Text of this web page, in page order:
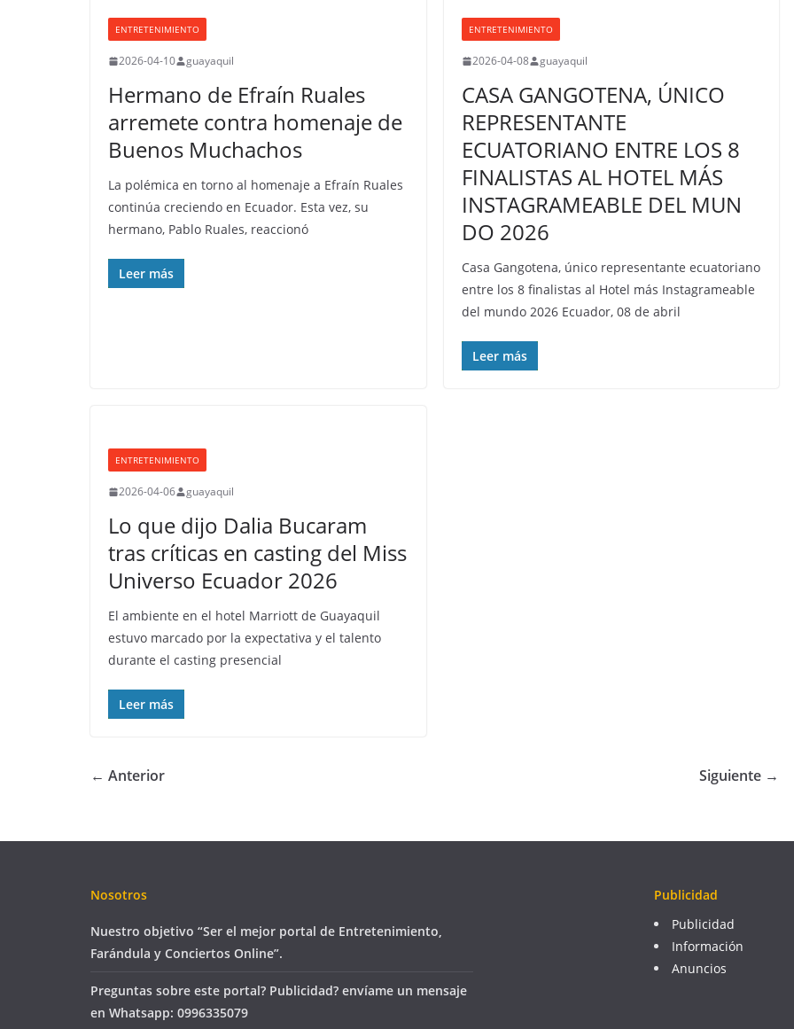
ENTRETENIMIENTO
2026-04-10 guayaquil
Hermano de Efraín Ruales
arremete contra homenaje de
Buenos Muchachos
La polémica en torno al homenaje a Efraín Ruales
continúa creciendo en Ecuador. Esta vez, su
hermano, Pablo Ruales, reaccionó
Leer más
ENTRETENIMIENTO
2026-04-08 guayaquil
CASA GANGOTENA, ÚNICO
REPRESENTANTE
ECUATORIANO ENTRE LOS 8
FINALISTAS AL HOTEL MÁS
INSTAGRAMEABLE DEL MUN
DO 2026
Casa Gangotena, único representante ecuatoriano
entre los 8 finalistas al Hotel más Instagrameable
del mundo 2026 Ecuador, 08 de abril
Leer más
ENTRETENIMIENTO
2026-04-06 guayaquil
Lo que dijo Dalia Bucaram
tras críticas en casting del Miss
Universo Ecuador 2026
El ambiente en el hotel Marriott de Guayaquil
estuvo marcado por la expectativa y el talento
durante el casting presencial
Leer más
← Anterior Siguiente →
Nosotros
Nuestro objetivo “Ser el mejor portal de Entretenimiento,
Farándula y Conciertos Online”.
Preguntas sobre este portal? Publicidad? envíame un mensaje
en Whatsapp: 0996335079
Publicidad
Publicidad
Información
Anuncios